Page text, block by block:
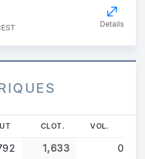
Details
CLOT. VOL.
1,633
0